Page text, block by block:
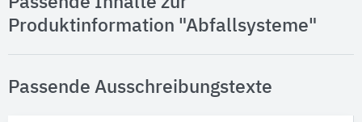
Produktinformation "Abfallsysteme"
Passende Ausschreibungstexte